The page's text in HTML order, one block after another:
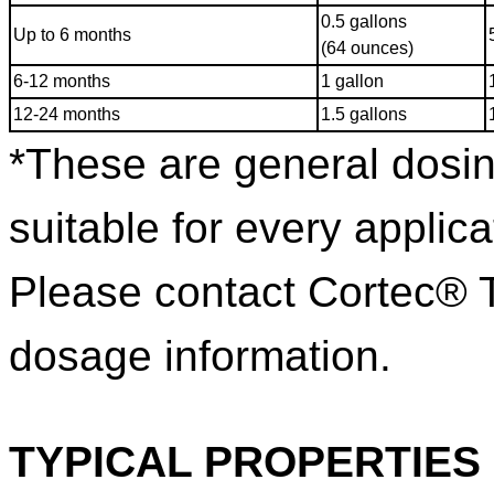
Up to 6 months
0.5 gallons
(64 ounces)
6-12 months 1 gallon
12-24 months
1.5 gallons
*These are general
suitable for every
Please contact Cortec®
dosage information.
TYPICAL PROPERTIES